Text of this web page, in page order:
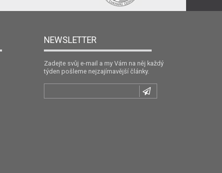
NEWSLETTER
Zadejte svůj e-mail a my Vám na něj každý
týden pošleme nejzajímavější články.